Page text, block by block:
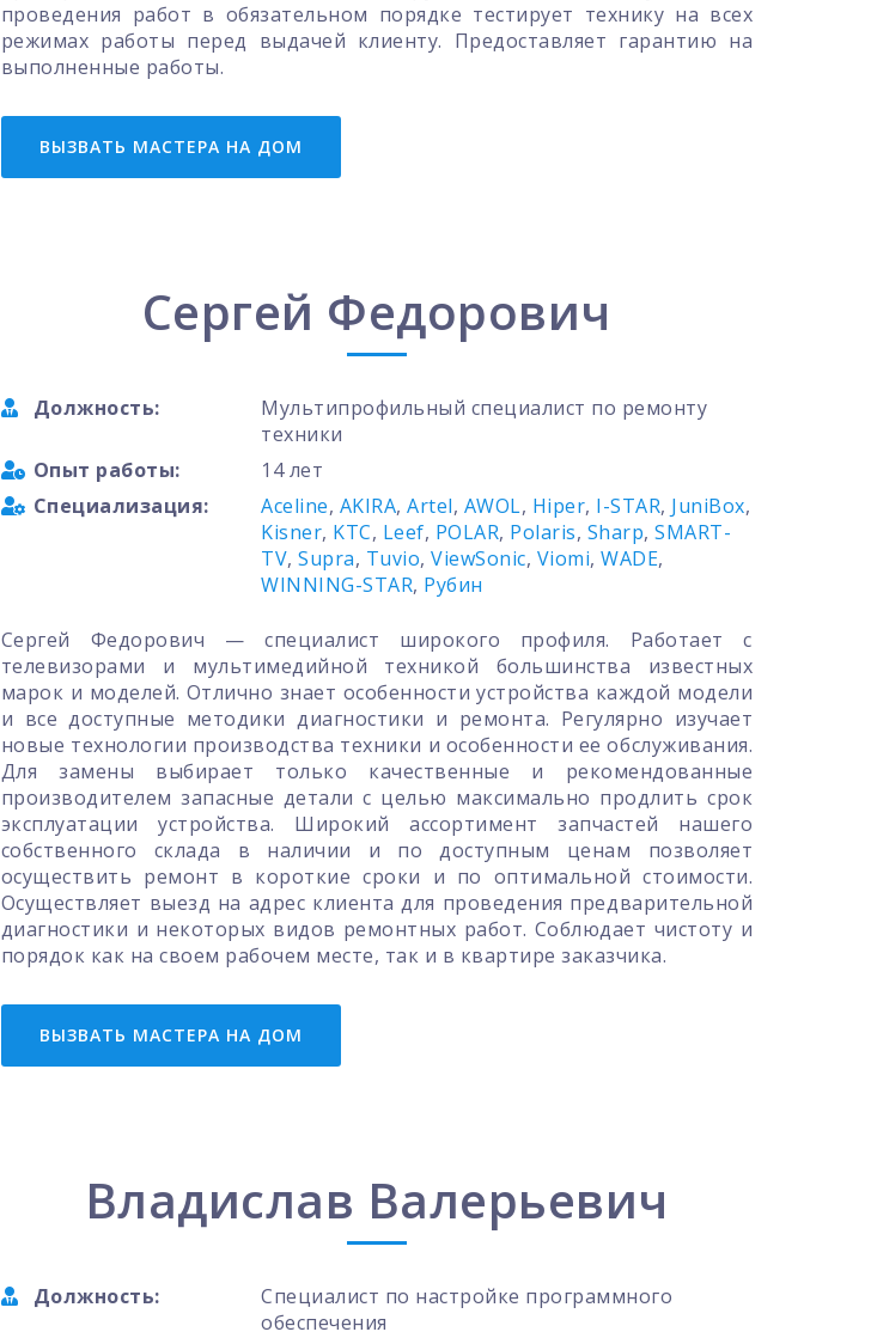
проведения работ в обязательном порядке тестирует технику на всех
режимах работы перед выдачей клиенту. Предоставляет гарантию на
выполненные работы.
ВЫЗВАТЬ МАСТЕРА НА ДОМ
Сергей Федорович
Должность:
Мультипрофильный специалист по ремонту
техники
Опыт работы:
14 лет
Специализация:
Aceline, AKIRA,Artel, AWOL, Hiper, I-STAR, JuniBox,
Kisner, KTC, Leef, POLAR, Polaris, Sharp,SMART-
TV,Supra, Tuvio,ViewSonic, Viomi,WADE,
WINNING-STAR, Рубин
Сергей Федорович — специалист широкого профиля. Работает с
телевизорами и мультимедийной техникой большинства известных
марок и моделей. Отлично знает особенности устройства каждой модели
и все доступные методики диагностики и ремонта. Регулярно изучает
новые технологии производства техники и особенности ее обслуживания.
Для замены выбирает только качественные и рекомендованные
производителем запасные детали с целью максимально продлить срок
эксплуатации устройства. Широкий ассортимент запчастей нашего
собственного склада в наличии и по доступным ценам позволяет
осуществить ремонт в короткие сроки и по оптимальной стоимости.
Осуществляет выезд на адрес клиента для проведения предварительной
диагностики и некоторых видов ремонтных работ. Соблюдает чистоту и
порядок как на своем рабочем месте, так и в квартире заказчика.
ВЫЗВАТЬ МАСТЕРА НА ДОМ
Владислав Валерьевич
Должность:
Специалист по настройке программного
обеспечения